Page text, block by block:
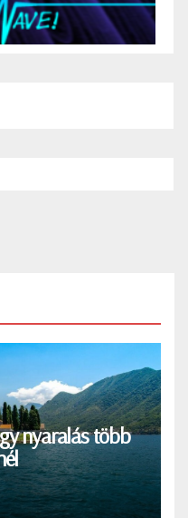
nyaralás több